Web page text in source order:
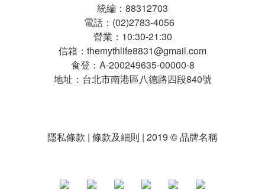
統編：88312703
電話：(02)2783-4056
營業：10:30-21:30
信箱：themythlife8831@gmail.com
食登：A-200249635-00000-8
地址：台北市南港區八德路四段840號
隱私條款 | 條款及細則 | 2019 © 品牌名稱